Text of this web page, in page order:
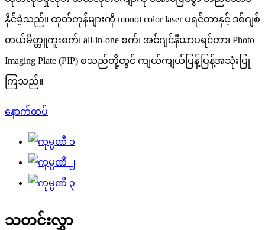
နိုင်ခဲ့သည်။ ထုတ်ကုန်များကို mono၊ color laser ပရင်တာနှင့် ဒစ်ဂျစ်
တယ်မိတ္တူကူးစက်၊ all-in-one စက်၊ အင်ဂျင်နီယာပရင်တာ၊ Photo
Imaging Plate (PIP) စသည်တို့တွင် ကျယ်ကျယ်ပြန့်ပြန့်အသုံးပြု
ကြသည်။
နောက်ထပ်
သတင်းလွှာ